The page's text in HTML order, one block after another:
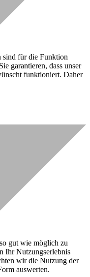
sind für die Funktion
garantieren, dass unser
funktioniert. Daher
gut wie möglich zu
Ihr Nutzungserlebnis
wir die Nutzung der
auswerten.